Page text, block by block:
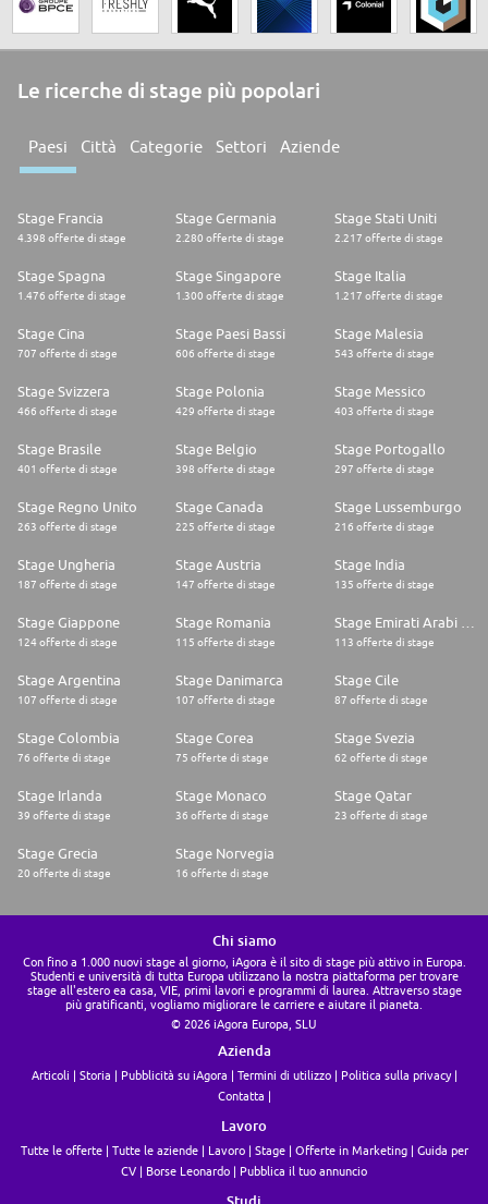
Le ricerche di stage più popolari
Paesi Città Categorie Settori Aziende
Stage Francia
4.398 offerte di stage
Stage Germania
2.280 offerte di stage
Stage Stati Uniti
2.217 offerte di stage
Stage Spagna
1.476 offerte di stage
Stage Singapore
1.300 offerte di stage
Stage Italia
1.217 offerte di stage
Stage Cina
707 offerte di stage
Stage Paesi Bassi
606 offerte di stage
Stage Malesia
543 offerte di stage
Stage Svizzera
466 offerte di stage
Stage Polonia
429 offerte di stage
Stage Messico
403 offerte di stage
Stage Brasile
401 offerte di stage
Stage Belgio
398 offerte di stage
Stage Portogallo
297 offerte di stage
Stage Regno Unito
263 offerte di stage
Stage Canada
225 offerte di stage
Stage Lussemburgo
216 offerte di stage
Stage Ungheria
187 offerte di stage
Stage Austria
147 offerte di stage
Stage India
135 offerte di stage
Stage Giappone
124 offerte di stage
Stage Romania
115 offerte di stage 113 offerte di stage
Stage Argentina
107 offerte di stage
Stage Danimarca
107 offerte di stage
Stage Cile
87 offerte di stage
Stage Colombia
76 offerte di stage
Stage Corea
75 offerte di stage
Stage Svezia
62 offerte di stage
Stage Irlanda
39 offerte di stage
Stage Monaco
36 offerte di stage
Stage Qatar
23 offerte di stage
Stage Grecia
20 offerte di stage
Stage Norvegia
16 offerte di stage
Chi siamo
Con fino a 1.000 nuovi stage al giorno, iAgora è il sito di stage più attivo in Europa.
Studenti e università di tutta Europa utilizzano la nostra piattaforma per trovare
stage all'estero ea casa, VIE, primi lavori e programmi di laurea. Attraverso stage
più gratificanti, vogliamo migliorare le carriere e aiutare il pianeta.
© 2026 iAgora Europa, SLU
Azienda
Articoli Storia Pubblicità su iAgora Termini di utilizzo
Politica sulla privacy
Contatta
Lavoro
Tutte le offerte Tutte le aziende Lavoro Stage Offerte in Marketing
Guida per
CV
Borse Leonardo Pubblica il tuo annuncio